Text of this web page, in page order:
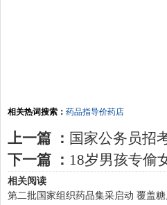
相关热词搜索： 药品指导价药店
上一篇 ： 国家公务员招
下一篇 ： 18岁男孩专偷
相关阅读
第二批国家组织药品集采启动 覆盖